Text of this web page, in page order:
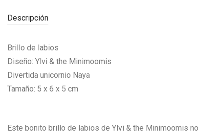
Descripción
Brillo de labios
Diseño: Ylvi & the Minimoomis
Divertida unicornio Naya
Tamaño: 5 x 6 x 5 cm
Este bonito brillo de labios de Ylvi & the Minimoomis no